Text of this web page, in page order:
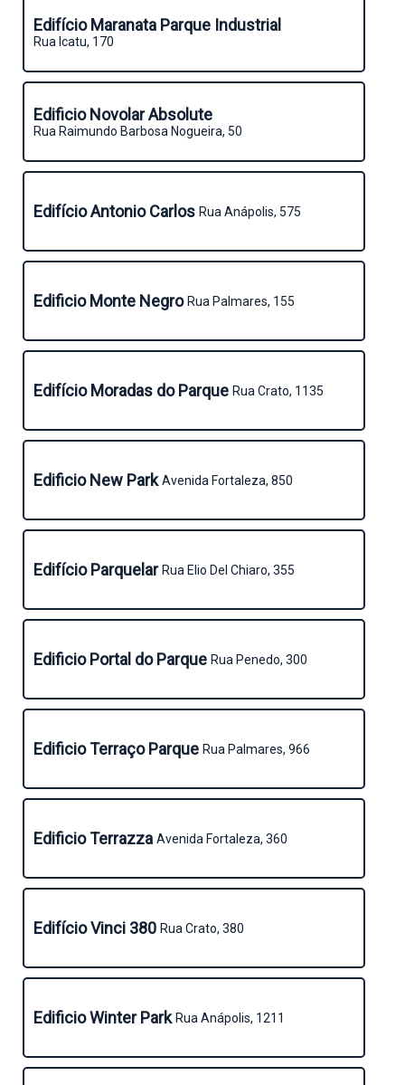
Edifício Maranata Parque Industrial
Rua Icatu, 170
Edificio Novolar Absolute
Rua Raimundo Barbosa Nogueira, 50
Edifício Antonio Carlos Rua Anápolis, 575
Edificio Monte NegroRua Palmares, 155
Edifício Moradas do Parque Rua Crato, 1135
Edificio New ParkAvenida Fortaleza, 850
Edifício ParquelarRua Elio Del Chiaro, 355
Edificio Portal do Parque Rua Penedo, 300
Edificio Terraço Parque Rua Palmares, 966
Edificio Terrazza Avenida Fortaleza, 360
Edifício Vinci 380 Rua Crato, 380
Edificio Winter ParkRua Anápolis, 1211